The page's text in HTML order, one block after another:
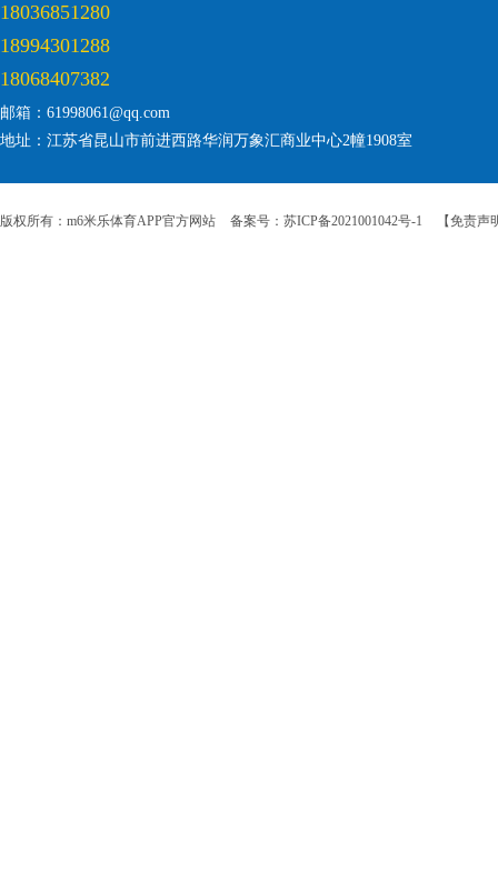
18036851280
18994301288
18068407382
邮箱：61998061@qq.com
地址：江苏省昆山市前进西路华润万象汇商业中心2幢1908室
版权所有：m6米乐体育APP官方网站 备案号：苏ICP备2021001042号-1 【免责声